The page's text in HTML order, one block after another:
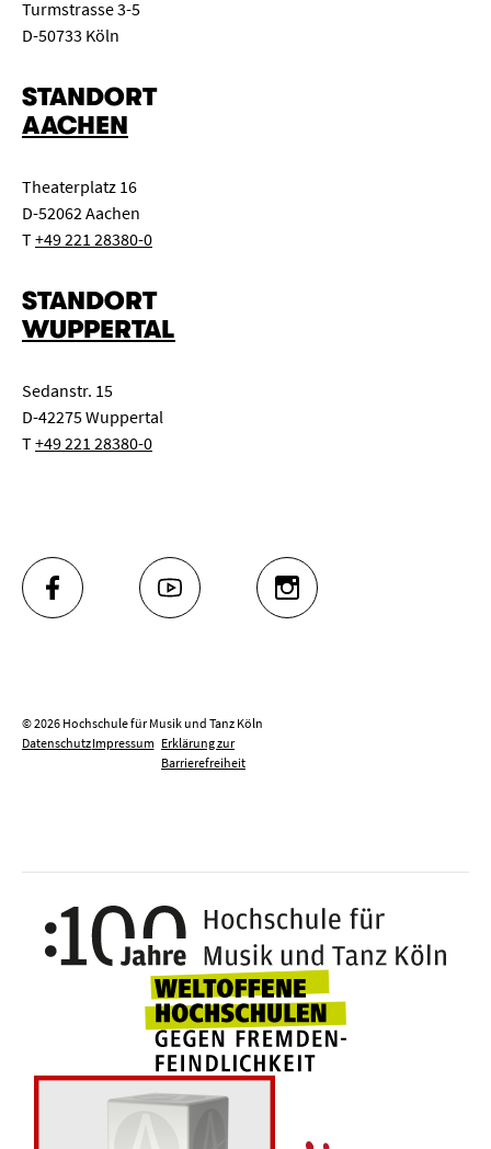
Turmstrasse 3-5
D-50733 Köln
STANDORT
AACHEN
Theaterplatz 16
D-52062 Aachen
T+49 221 28380-0
STANDORT
WUPPERTAL
Sedanstr. 15
D-42275 Wuppertal
T+49 221 28380-0
FACEBOOK YOUTUBE INSTAGRAM
© 2026 Hochschule für Musik und Tanz Köln
DatenschutzImpressum Erklärung zur
Barrierefreiheit